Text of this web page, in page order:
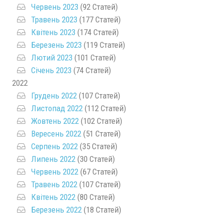
Червень 2023 (92 Статей)
Травень 2023 (177 Статей)
Квітень 2023 (174 Статей)
Березень 2023 (119 Статей)
Лютий 2023 (101 Статей)
Січень 2023 (74 Статей)
2022
Грудень 2022 (107 Статей)
Листопад 2022 (112 Статей)
Жовтень 2022 (102 Статей)
Вересень 2022 (51 Статей)
Серпень 2022 (35 Статей)
Липень 2022 (30 Статей)
Червень 2022 (67 Статей)
Травень 2022 (107 Статей)
Квітень 2022 (80 Статей)
Березень 2022 (18 Статей)